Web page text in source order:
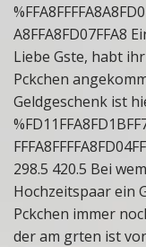
A8FFA8FD07FFA8
Liebe Gste, habt
Pckchen
Geldgeschenk ist
298.5 420.5 Bei
Hochzeitspaar ein
Pckchen immer
der am grten ist